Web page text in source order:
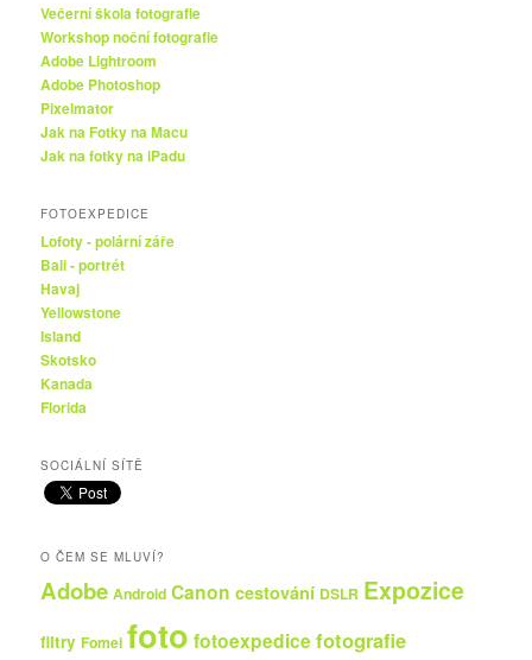
Večerní škola fotografie
Workshop noční fotografie
Adobe Lightroom
Adobe Photoshop
Pixelmator
Jak na Fotky na Macu
Jak na fotky na iPadu
FOTOEXPEDICE
Lofoty - polární záře
Bali - portrét
Havaj
Yellowstone
Island
Skotsko
Kanada
Florida
SOCIÁLNÍ SÍTĚ
O ČEM SE MLUVÍ?
Adobe Android Canon cestování DSLR Expozice
filtry Fomei foto fotoexpedice fotografie